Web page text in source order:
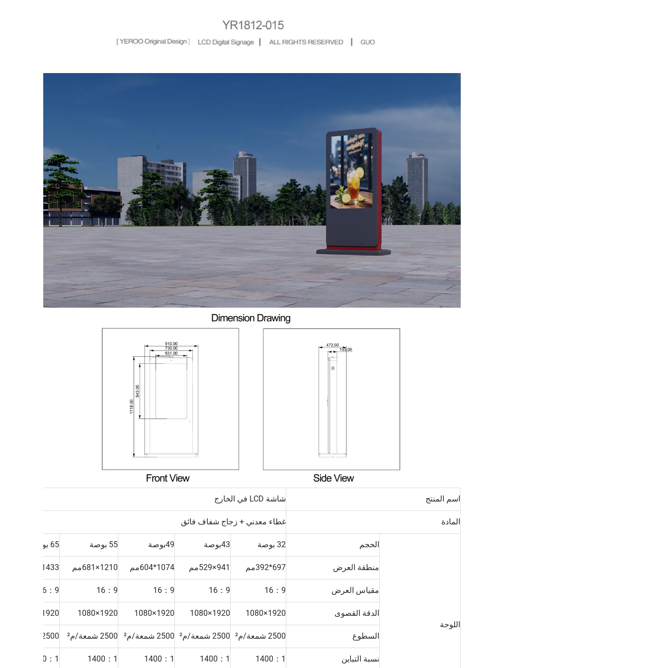
اسم المنتج شاشة LCD في الخارج
المادة غطاء معدني + زجاج شفاف فائق
اللوحة
الحجم 32 بوصة 43بوصة 49بوصة 55 بوصة 65 بوصة
منطقة العرض 697*392مم 941×529مم 1074*604مم 1210×681مم 1433*808مم
مقياس العرض 16：9
16：9
16：9
16：9
16：9
الدقة القصوى 1920×1080
1920×1080
1920×1080
1920×1080
1920×1080
السطوع 2500 شمعة/م² 2500 شمعة/م² 2500 شمعة/م² 2500 شمعة/م² 2500 شمعة/م²
نسبة التباين 1400：1
1400：1
1400：1
1400：1
1400：1